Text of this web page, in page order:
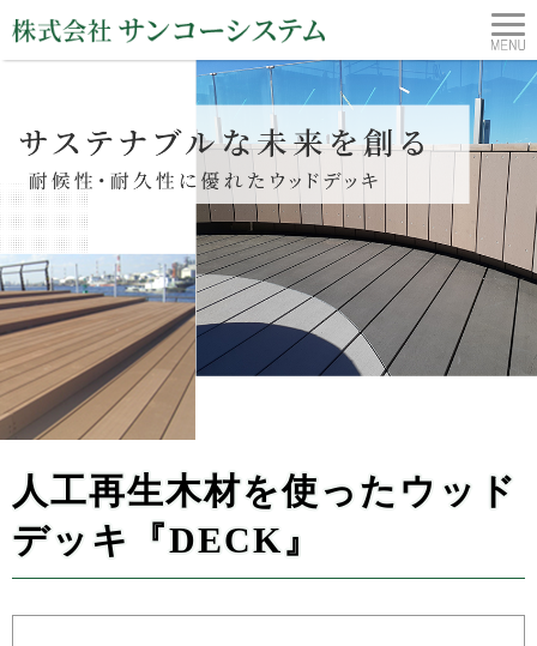
人工再生木材を使ったウッド
デッキ『DECK』